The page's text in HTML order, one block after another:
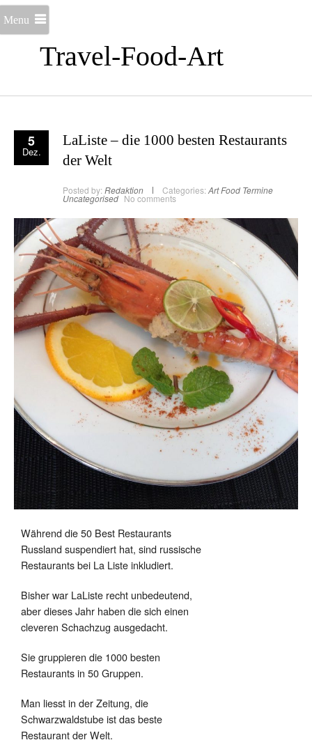
Travel-Food-Art
Menu
5
Dez.
LaListe – die 1000 besten Restaurants
der Welt
Posted by: Redaktion Categories: ArtFood Termine
Uncategorised No comments
Während die 50 Best Restaurants
Russland suspendiert hat, sind russische
Restaurants bei La Liste inkludiert.
Bisher war LaListe recht unbedeutend,
aber dieses Jahr haben die sich einen
cleveren Schachzug ausgedacht.
Sie gruppieren die 1000 besten
Restaurants in 50 Gruppen.
Man liesst in der Zeitung, die
Schwarzwaldstube ist das beste
Restaurant der Welt.